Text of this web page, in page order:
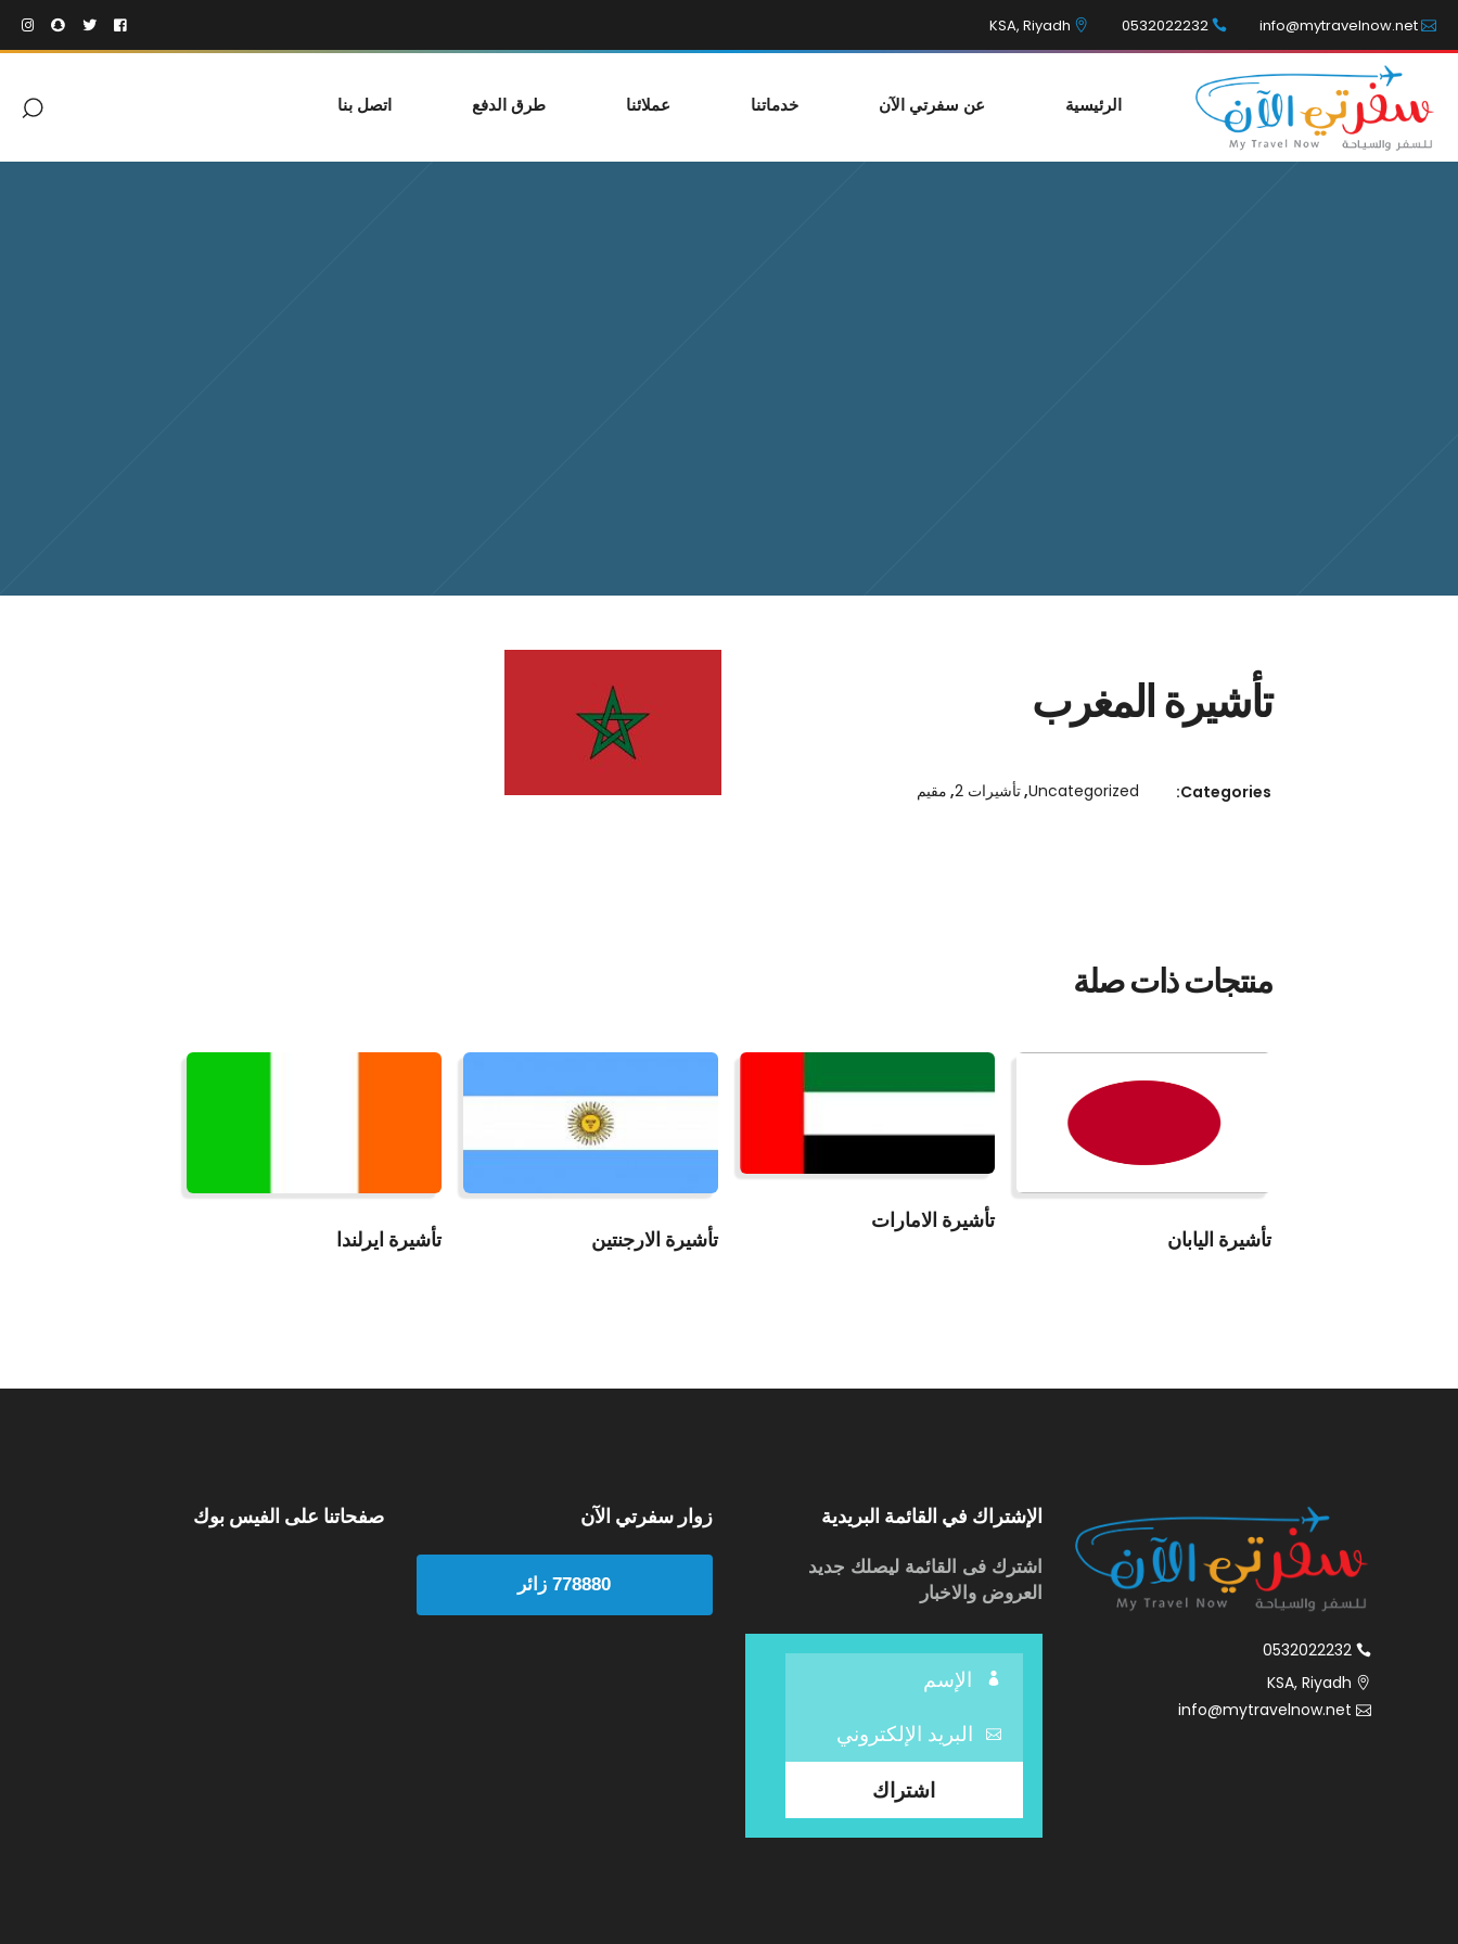
info@mytravelnow.net
0532022232
KSA, Riyadh
الرئيسية عن سفرتي الآن خدماتنا عملائنا طرق الدفع اتصل بنا
تأشيرة المغرب
Categories:
Uncategorized
,تأشيرات 2 , مقيم
منتجات ذات صلة
تأشيرة ايرلندا
قراءة المزيد
تأشيرة الارجنتين
تأشيرة الامارات
تأشيرة اليابان
صفحاتنا على الفيس بوك زوار سفرتي الآن
778880 زائر
الإشتراك في القائمة البريدية
اشترك فى القائمة ليصلك جديد
العروض والاخبار
0532022232
KSA, Riyadh
info@mytravelnow.net